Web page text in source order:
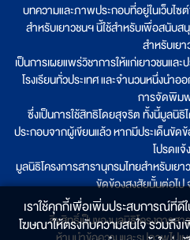
บทความและภาพประกอบที่อยู่ในเว็บไซ
สำหรับเยาวชนฯ นี้ใช้สำหรับเพื่อสนับ
สำหรับเย
เป็นการเผยแพร่วิชาการให้แก่เยาวชนแล
โรงเรียนทั่วประเทศ และจำนวนหนึ่งนำ
การจัดพิม
ซึ่งเป็นการใช้สิทธิโดยสุจริต ทั้งนี้มูล
ประกอบจากผู้เขียนแล้ว หากมีประเด็นขัด
โปรดแจ้
มูลนิธิโครงการสารานุกรมไทยสำหรับเ
ขัดข้องสงสัยนั้นต่อไป
ลิขสิทธิ์เป็นของมูลนิธิโครงการส
เราใช้คุกกี้เพื่อเพิ่มประสบการณ์ที่ดีใ
โฆษณาให้ตรงกับความสนใจ รวมถึงเ